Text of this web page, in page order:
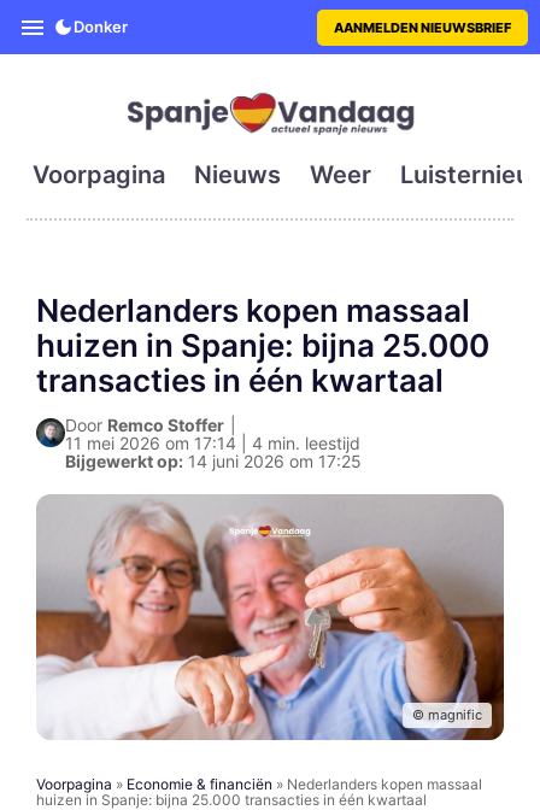
SpanjeVandaag is de eerste
Donker AANMELDEN NIEUWSBRIEF
Voorpagina Nieuws Weer
Nederlanders kopen massaal
huizen in Spanje: bijna 25.000
transacties in één kwartaal
Door Remco Stoffer
11 mei 2026 om 17:14 | 4 min. leestijd
Bijgewerkt op: 14 juni 2026 om 17:25
© magnific
Voorpagina » Economie & financiën » Nederlanders kopen massaal
huizen in Spanje: bijna 25.000 transacties in één kwartaal